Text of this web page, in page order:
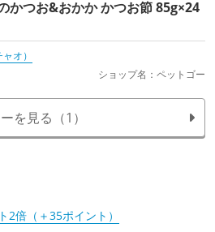
かつお&おかか かつお節 85g×24
オ）
ショップ名：ペットゴー
を見る（1）
2倍（＋35ポイント）